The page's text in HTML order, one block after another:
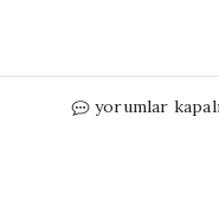
İstanbul
yorumlar